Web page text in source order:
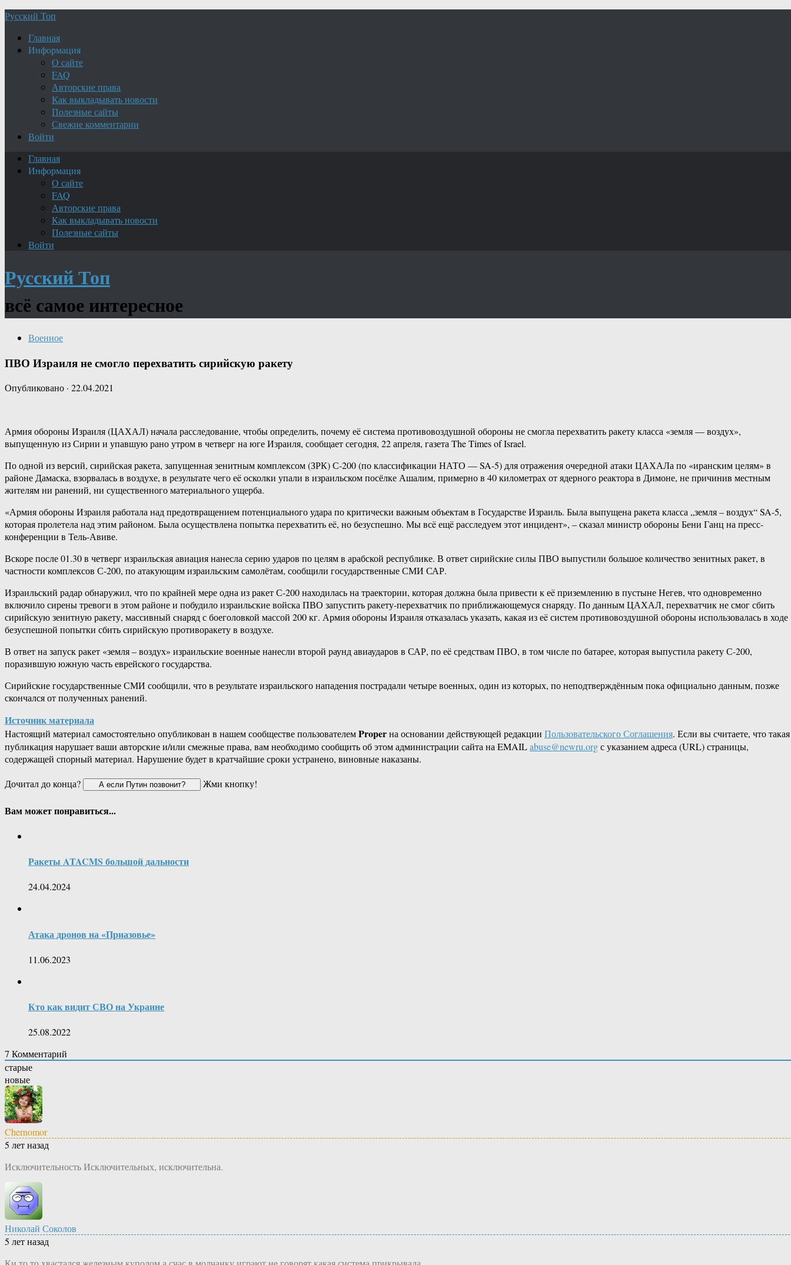
Русский Топ
Главная
Информация
О сайте
FAQ
Авторские права
Как выкладывать новости
Полезные сайты
Свежие комментарии
Войти
Главная
Информация
О сайте
FAQ
Авторские права
Как выкладывать новости
Полезные сайты
Войти
Русский Топ
всё самое интересное
Военное
ПВО Израиля не смогло перехватить сирийскую ракету
Опубликовано · 22.04.2021
Армия обороны Израиля (ЦАХАЛ) начала расследование, чтобы определить, почему еë система противовоздушной обороны не смогла перехватить ракету класса «земля — воздух»,
выпущенную из Сирии и упавшую рано утром в четверг на юге Израиля, сообщает сегодня, 22 апреля, газета The Times of Israel.
По одной из версий, сирийская ракета, запущенная зенитным комплексом (ЗРК) С-200 (по классификации НАТО — SA-5) для отражения очередной атаки ЦАХАЛа по «иранским целям» в
районе Дамаска, взорвалась в воздухе, в результате чего еë осколки упали в израильском посёлке Ашалим, примерно в 40 километрах от ядерного реактора в Димоне, не причинив местным
жителям ни ранений, ни существенного материального ущерба.
«Армия обороны Израиля работала над предотвращением потенциального удара по критически важным объектам в Государстве Израиль. Была выпущена ракета класса „земля – воздух“ SA-5,
которая пролетела над этим районом. Была осуществлена попытка перехватить еë, но безуспешно. Мы всë ещë расследуем этот инцидент», – сказал министр обороны Бени Ганц на пресс-
конференции в Тель-Авиве.
Вскоре после 01.30 в четверг израильская авиация нанесла серию ударов по целям в арабской республике. В ответ сирийские силы ПВО выпустили большое количество зенитных ракет, в
частности комплексов С-200, по атакующим израильским самолётам, сообщили государственные СМИ САР.
Израильский радар обнаружил, что по крайней мере одна из ракет С-200 находилась на траектории, которая должна была привести к еë приземлению в пустыне Негев, что одновременно
включило сирены тревоги в этом районе и побудило израильские войска ПВО запустить ракету-перехватчик по приближающемуся снаряду. По данным ЦАХАЛ, перехватчик не смог сбить
сирийскую зенитную ракету, массивный снаряд с боеголовкой массой 200 кг. Армия обороны Израиля отказалась указать, какая из еë систем противовоздушной обороны использовалась в ходе
безуспешной попытки сбить сирийскую противоракету в воздухе.
В ответ на запуск ракет «земля – воздух» израильские военные нанесли второй раунд авиаударов в САР, по еë средствам ПВО, в том числе по батарее, которая выпустила ракету С-200,
поразившую южную часть еврейского государства.
Сирийские государственные СМИ сообщили, что в результате израильского нападения пострадали четыре военных, один из которых, по неподтверждённым пока официально данным, позже
скончался от полученных ранений.
Источник материала
Настоящий материал самостоятельно опубликован в нашем сообществе пользователемProperна основании действующей редакции Пользовательского Соглашения. Если вы считаете, что такая
публикация нарушает ваши авторские и/или смежные права, вам необходимо сообщить об этом администрации сайта на EMAILabuse@newru.orgс указанием адреса (URL) страницы,
содержащей спорный материал. Нарушение будет в кратчайшие сроки устранено, виновные наказаны.
Дочитал до конца?
Жми кнопку!
Вам может понравиться...
Ракеты ATACMS большой дальности
24.04.2024
Атака дронов на «Приазовье»
11.06.2023
Кто как видит СВО на Украине
25.08.2022
7 Комментарий
старые
новые
Chernomor
5 лет назад
Исключительность Исключительных, исключительна.
Николай Соколов
5 лет назад